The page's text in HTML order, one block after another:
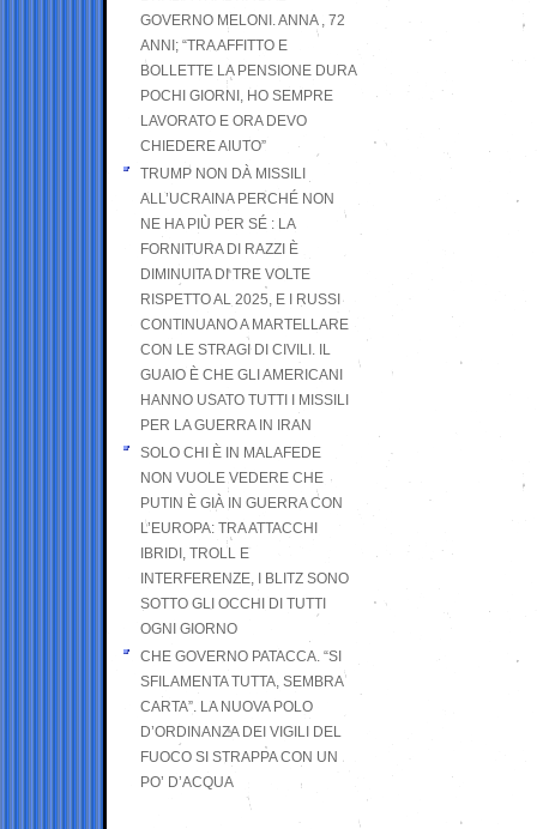
GOVERNO MELONI. ANNA , 72
ANNI; “TRA AFFITTO E
BOLLETTE LA PENSIONE DURA
POCHI GIORNI, HO SEMPRE
LAVORATO E ORA DEVO
CHIEDERE AIUTO”
TRUMP NON DÀ MISSILI
ALL’UCRAINA PERCHÉ NON
NE HA PIÙ PER SÉ : LA
FORNITURA DI RAZZI È
DIMINUITA DI TRE VOLTE
RISPETTO AL 2025, E I RUSSI
CONTINUANO A MARTELLARE
CON LE STRAGI DI CIVILI. IL
GUAIO È CHE GLI AMERICANI
HANNO USATO TUTTI I MISSILI
PER LA GUERRA IN IRAN
SOLO CHI È IN MALAFEDE
NON VUOLE VEDERE CHE
PUTIN È GIÀ IN GUERRA CON
L’EUROPA: TRA ATTACCHI
IBRIDI, TROLL E
INTERFERENZE, I BLITZ SONO
SOTTO GLI OCCHI DI TUTTI
OGNI GIORNO
CHE GOVERNO PATACCA. “SI
SFILAMENTA TUTTA, SEMBRA
CARTA”. LA NUOVA POLO
D’ORDINANZA DEI VIGILI DEL
FUOCO SI STRAPPA CON UN
PO’ D’ACQUA